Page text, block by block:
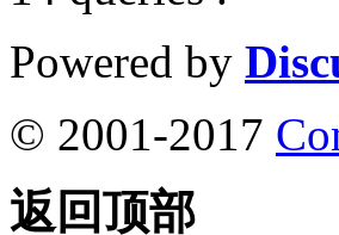
Powered by
© 2001-2017
返回顶部